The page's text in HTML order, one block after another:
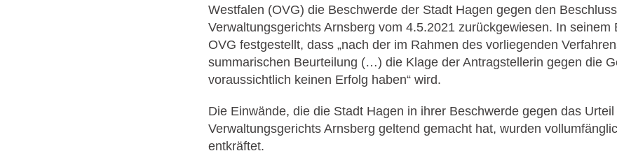
Westfalen (OVG) die Beschwerde der Stadt Hagen gegen den
Verwaltungsgerichts Arnsberg vom 4.5.2021 zurückgewiesen. In seinem
OVG festgestellt, dass „nach der im Rahmen des vorliegenden
summarischen Beurteilung (…) die Klage der Antragstellerin gegen die
voraussichtlich keinen Erfolg haben“ wird.
Die Einwände, die die Stadt Hagen in ihrer Beschwerde gegen das Urteil
Verwaltungsgerichts Arnsberg geltend gemacht hat, wurden
entkräftet.